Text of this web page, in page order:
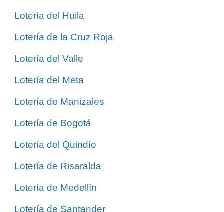
Lotería del Huila
Lotería de la Cruz Roja
Lotería del Valle
Lotería del Meta
Lotería de Manizales
Lotería de Bogotá
Lotería del Quindío
Lotería de Risaralda
Lotería de Medellín
Lotería de Santander